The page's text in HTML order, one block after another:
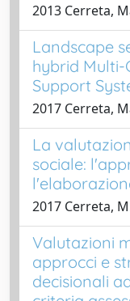
2013 Cerreta,
Landscape
hybrid Multi-
Support
2017 Cerreta,
La
sociale:
2017 Cerreta,
Valutazioni
approcci e
decisionali